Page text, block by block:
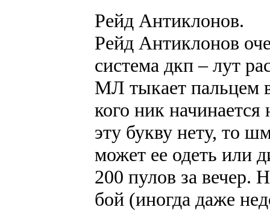
Рейд Антиклонов.
Рейд Антиклонов
система дкп – лут
МЛ тыкает пальцем
кого ник
эту букву нету, то
может ее одеть или
200 пулов за вечер.
бой (иногда даже